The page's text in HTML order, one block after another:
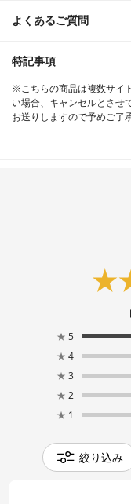
よくあるご質問
特記事項
※こちらの商品は複数サイ
い場合、キャンセルとさせ
お送りしますので予めご了
★ 5
★ 4
★ 3
★ 2
★ 1
絞り込み